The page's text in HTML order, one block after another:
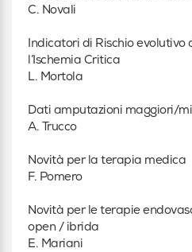
C. Novali
Indicatori di Rischio evolutivo
l’Ischemia Critica
L. Mortola
Dati amputazioni maggiori/
A. Trucco
Novità per la terapia medica
F. Pomero
Novità per le terapie
open / ibrida
E. Mariani